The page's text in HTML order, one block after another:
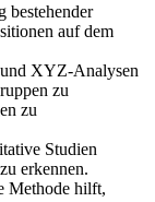
bestehender
auf dem
XYZ-Analysen
zu
zu
Studien
erkennen.
Methode hilft,